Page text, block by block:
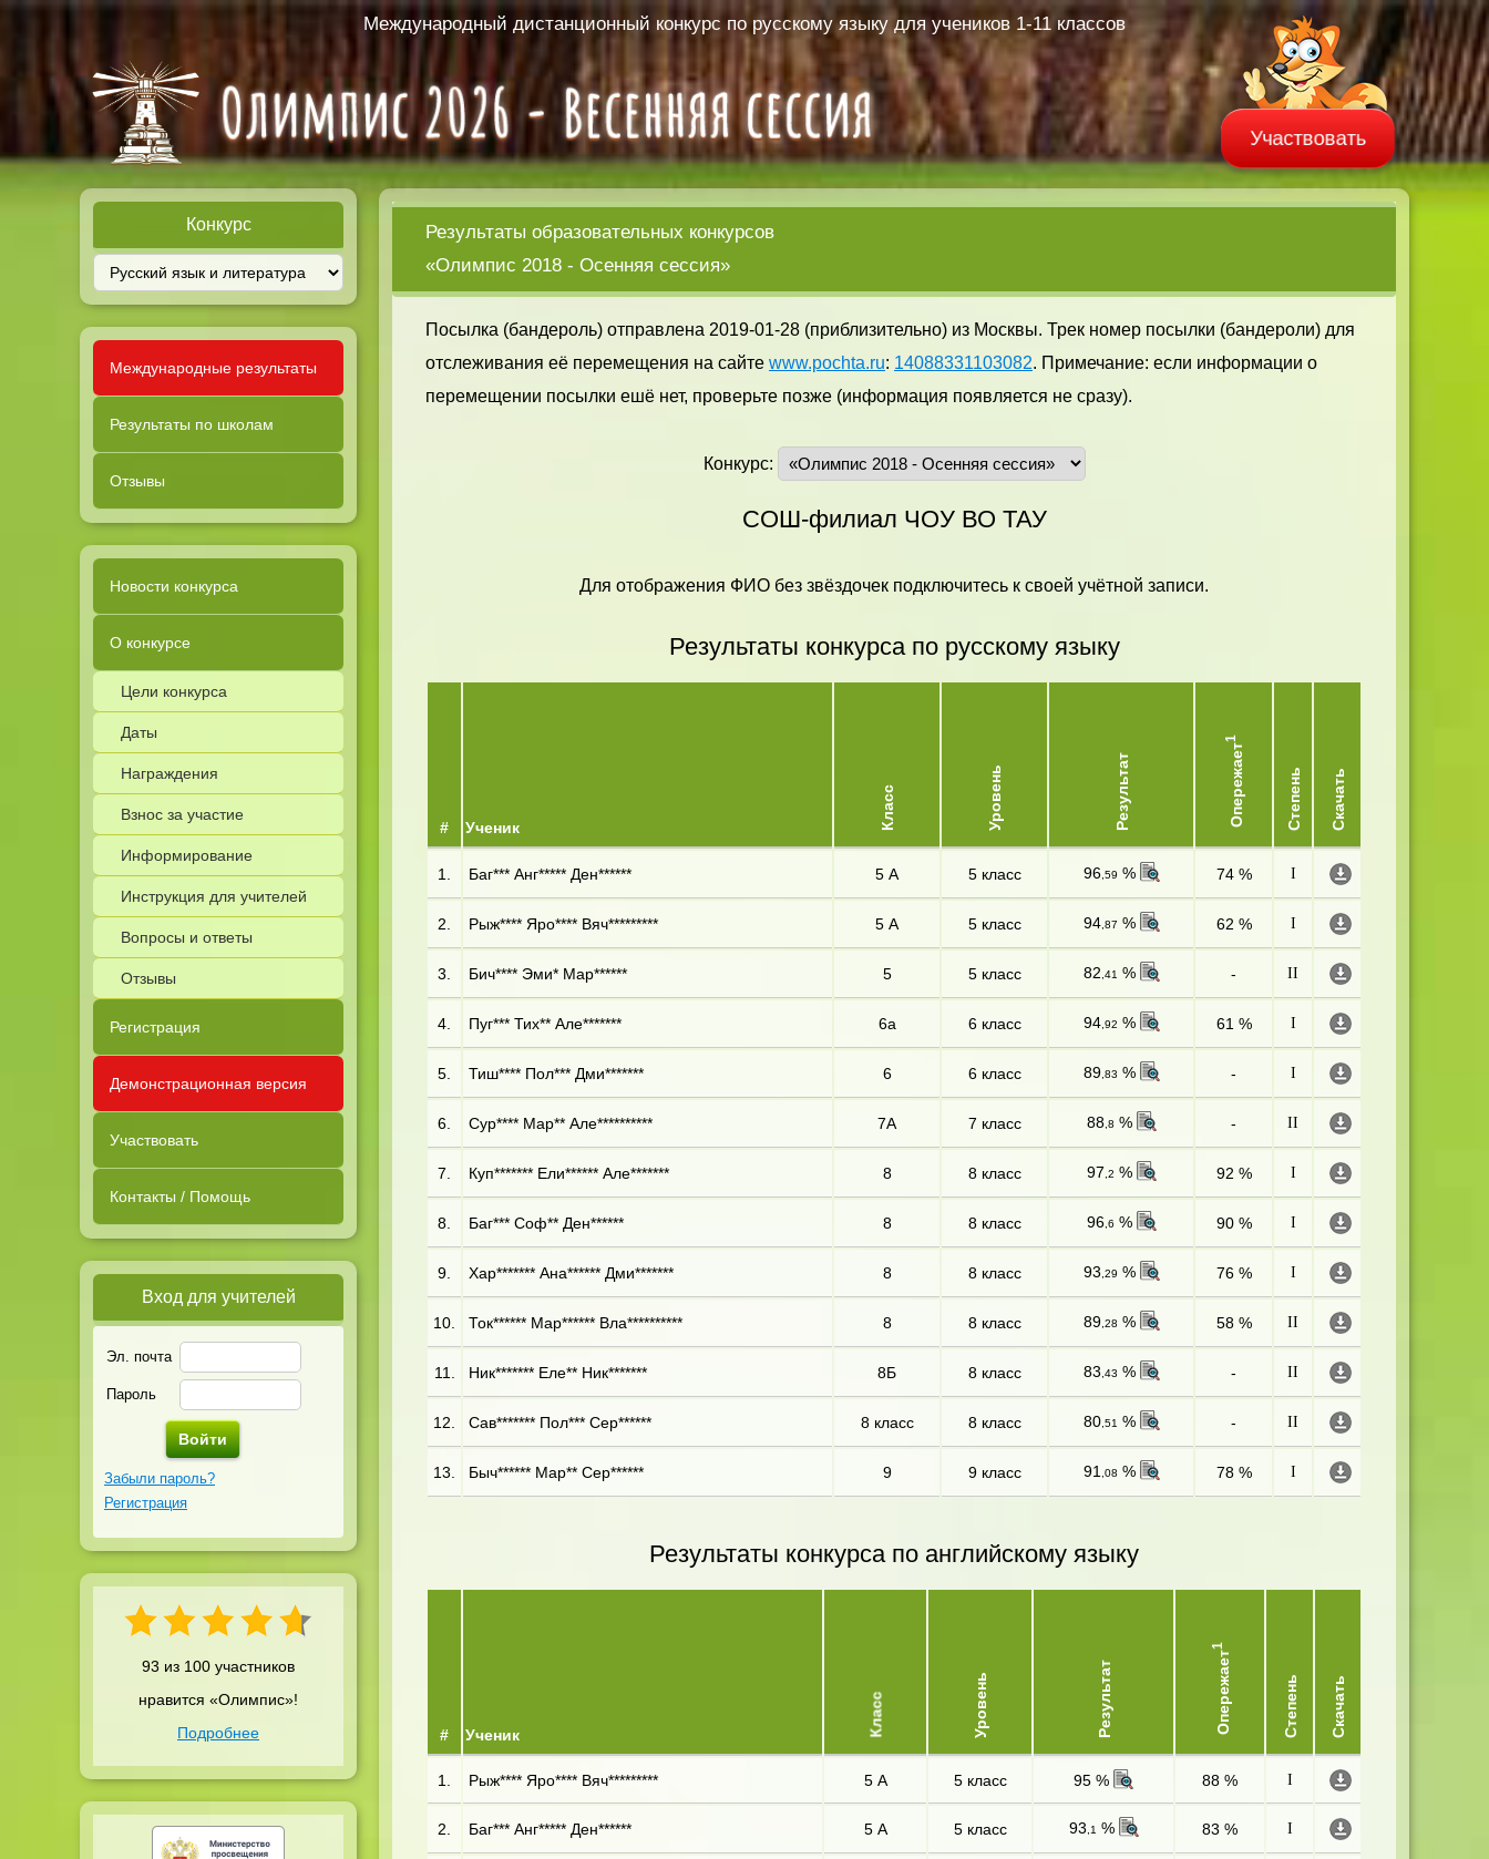
Международный дистанционный конкурс по русскому языку для учеников 1-11 классов
Участвовать
Конкурс
Международные результаты
Результаты по школам
Отзывы
Новости конкурса
О конкурсе
Цели конкурса
Даты
Награждения
Взнос за участие
Информирование
Инструкция для учителей
Вопросы и ответы
Отзывы
Регистрация
Демонстрационная версия
Участвовать
Контакты / Помощь
Вход для учителей
Эл. почта
Пароль
Забыли пароль?
Регистрация
93 из 100 участников
нравится «Олимпис»!
Подробнее
Результаты образовательных конкурсов
«Олимпис 2018 - Осенняя сессия»
Посылка (бандероль) отправлена 2019-01-28 (приблизительно) из Москвы. Трек номер посылки (бандероли) для
отслеживания её перемещения на сайте www.pochta.ru: 14088331103082. Примечание: если информации о
перемещении посылки ешё нет, проверьте позже (информация появляется не сразу).
Конкурс:
СОШ-филиал ЧОУ ВО ТАУ
Для отображения ФИО без звёздочек подключитесь к своей учётной записи.
Результаты конкурса по русскому языку
# Ученик Класс Уровень Результат Опережает
1
Степень Скачать
1. Баг*** Анг***** Ден****** 5 А 5 класс 96,59 % 74 % I
2. Рыж**** Яро**** Вяч********* 5 А 5 класс 94,87 % 62 % I
3. Бич**** Эми* Мар****** 5 5 класс 82 ,41 % - II
4. Пуг*** Тих** Але******* 6а 6 класс 94,92 % 61 % I
5. Тиш**** Пол*** Дми******* 6 6 класс 89,83 % - I
6. Сур**** Мар** Але********** 7А 7 класс 88,8 % - II
7. Куп******* Ели****** Але******* 8 8 класс 97 ,2 % 92 % I
8. Баг*** Соф** Ден****** 8 8 класс 96,6 % 90 % I
9. Хар******* Ана****** Дми******* 8 8 класс 93 ,29 % 76 % I
10. Ток****** Мар****** Вла********** 8 8 класс 89,28 % 58 % II
11. Ник******* Еле** Ник******* 8Б 8 класс 83 ,43 % - II
12. Сав******* Пол*** Сер****** 8 класс 8 класс 80,51 % - II
13. Быч****** Мар** Сер****** 9 9 класс 91 ,08 % 78 % I
Результаты конкурса по английскому языку
# Ученик Класс Уровень Результат Опережает
1
Степень Скачать
1. Рыж**** Яро**** Вяч********* 5 А 5 класс 95 % 88 % I
2. Баг*** Анг***** Ден****** 5 А 5 класс 93 ,1 % 83 % I